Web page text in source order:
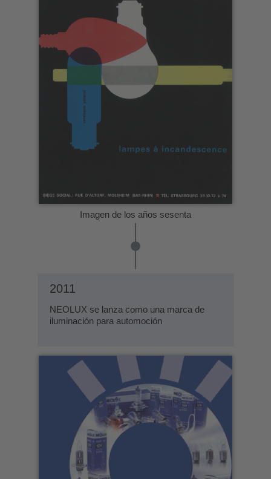
Imagen de los años sesenta
2011
NEOLUX se lanza como una marca de
iluminación para automoción